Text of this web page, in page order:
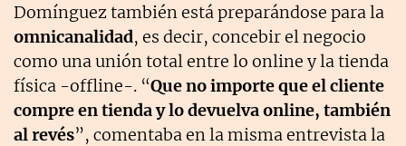
Domínguez también está preparándose para la
omnicanalidad, es decir, concebir el negocio
como una unión total entre lo online y la tienda
física -offline-. “Que no importe que el cliente
compre en tienda y lo devuelva online, también
al revés”, comentaba en la misma entrevista la